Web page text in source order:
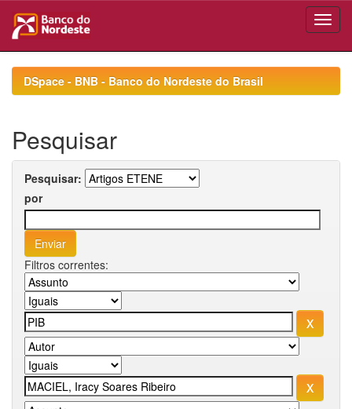
navigationDSpace - BNB - Banco do Nordeste do Brasil
Pesquisar
Pesquisar:
por
Filtros correntes: